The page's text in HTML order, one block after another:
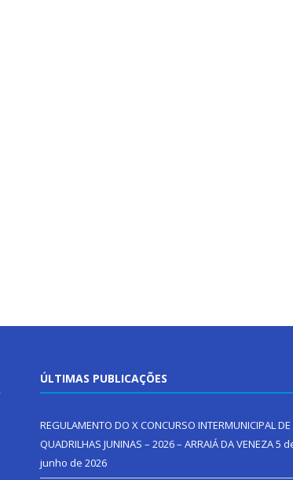
ÚLTIMAS PUBLICAÇÕES
REGULAMENTO DO X CONCURSO INTERMUNICIPAL DE
QUADRILHAS JUNINAS – 2026 – ARRAIÁ DA VENEZA5
junho de 2026